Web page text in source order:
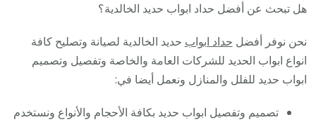
هل تبحث عن أفضل حداد ابواب حديد الخالدية؟
نحن نوفر أفضل حداد ابواب حديد الخالدية لصيانة وتصليح كافة
انواع ابواب الحديد للشركات العامة والخاصة وتفصيل وتصميم
ابواب حديد للفلل والمنازل ونعمل أيضا في:
تصميم وتفصيل ابواب حديد بكافة الأحجام والأنواع ونستخدم